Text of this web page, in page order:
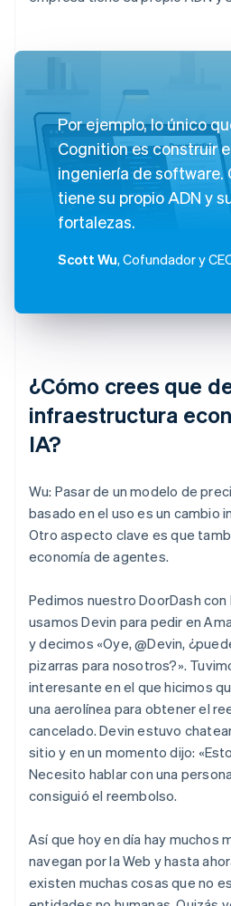
Por ejemplo, lo único
Cognition es construir
ingeniería de software.
tiene su propio ADN y
fortalezas.
Scott Wu, Cofundador y
¿Cómo crees que
infraestructura
IA?
Wu: Pasar de un modelo de
basado en el uso es un cambio
Otro aspecto clave es que
economía de agentes.
Pedimos nuestro DoorDash con
usamos Devin para pedir en
y decimos «Oye, @Devin,
pizarras para nosotros?».
interesante en el que hicimos
una aerolínea para obtener el
cancelado. Devin estuvo
sitio y en un momento dijo:
Necesito hablar con una
consiguió el reembolso.
Así que hoy en día hay muchos
navegan por la Web y hasta
existen muchas cosas que no